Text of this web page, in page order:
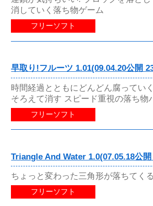
消していく落ち物ゲーム
フリーソフト
早取り!フルーツ 1.01(09.04.20公開
時間経過とともにどんどん腐ってい
そろえて消す スピード重視の落ち物
フリーソフト
Triangle And Water 1.0(07.05.18公
ちょっと変わった三角形が落ちてく
フリーソフト